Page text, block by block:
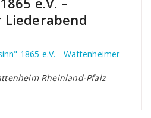
1865 e.V. - Wattenheimer
Rheinland-Pfalz